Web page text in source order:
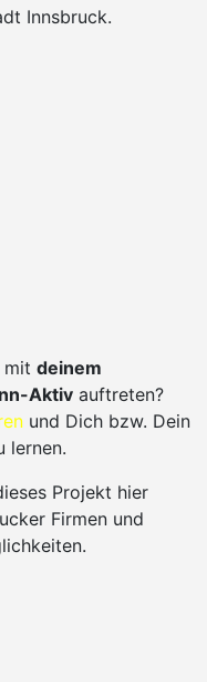
Innsbruck.
mit deinem
Aktiv auftreten?
und Dich bzw. Dein
lernen.
Projekt hier
Firmen und